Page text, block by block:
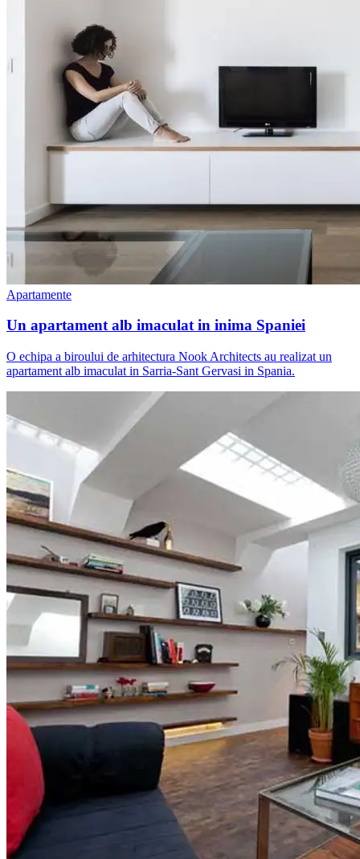
Apartamente
Un apartament alb imaculat in inima Spaniei
O echipa a biroului de arhitectura Nook Architects au realizat un
apartament alb imaculat in Sarria-Sant Gervasi in Spania.